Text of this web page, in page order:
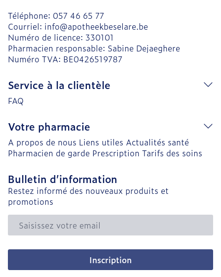
Téléphone: 057 46 65 77
Courriel: info@apotheekbeselare.be
Numéro de licence: 330101
Pharmacien responsable: Sabine Dejaeghere
Numéro TVA: BE0426519787
Service à la clientèle
FAQ
Votre pharmacie
A propos de nous Liens utiles Actualités santé
Pharmacien de garde Prescription Tarifs des soins
Bulletin d’information
Restez informé des nouveaux produits et
promotions
Adresse mail
Inscription